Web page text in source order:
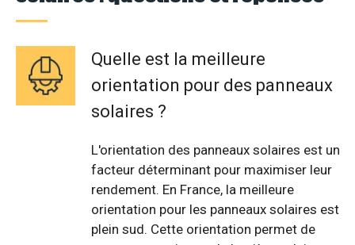
Quelle est la meilleure
orientation pour des panneaux
solaires ?
L'orientation des panneaux solaires est un
facteur déterminant pour maximiser leur
rendement. En France, la meilleure
orientation pour les panneaux solaires est
plein sud. Cette orientation permet de